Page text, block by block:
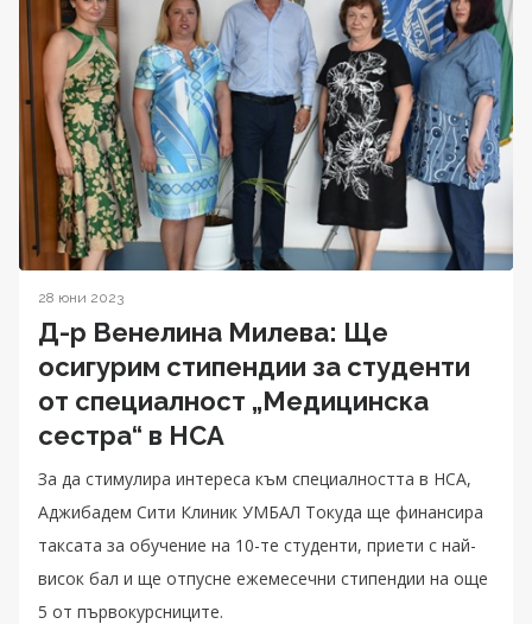
28 юни 2023
Д-р Венелина Милева: Ще
осигурим стипендии за студенти
от специалност „Медицинска
сестра“ в НСА
За да стимулира интереса към специалността в НСА,
Аджибадем Сити Клиник УМБАЛ Токуда ще финансира
таксата за обучение на 10-те студенти, приети с най-
висок бал и ще отпусне ежемесечни стипендии на още
5 от първокурсниците.